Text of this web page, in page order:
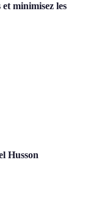
minimisez les
Husson